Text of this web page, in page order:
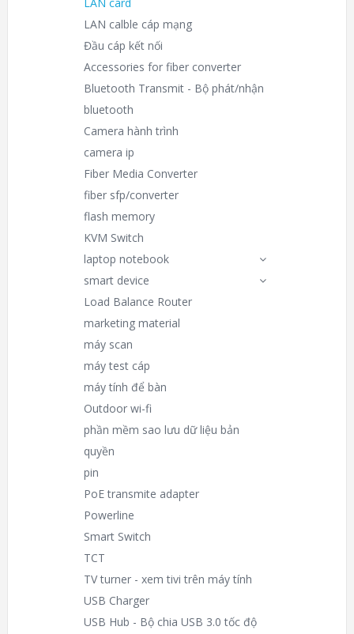
LAN calble cáp mạng
Đầu cáp kết nối
Accessories for fiber converter
Bluetooth Transmit - Bộ phát/nhận
bluetooth
Camera hành trình
camera ip
Fiber Media Converter
fiber sfp/converter
flash memory
KVM Switch
laptop notebook
smart device
Load Balance Router
marketing material
máy scan
máy test cáp
máy tính để bàn
Outdoor wi-fi
phần mềm sao lưu dữ liệu bản
quyền
pin
PoE transmite adapter
Powerline
Smart Switch
TCT
TV turner - xem tivi trên máy tính
USB Charger
USB Hub - Bộ chia USB 3.0 tốc độ